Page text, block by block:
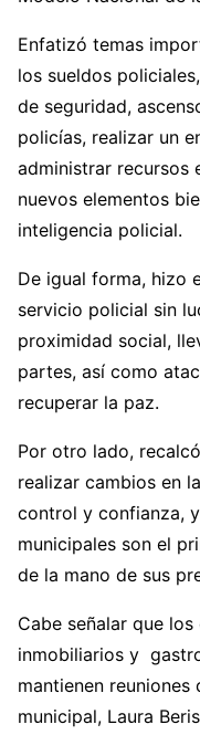
Enfatizó temas
los sueldos
de seguridad,
policías, realizar un
administrar recursos
nuevos elementos
inteligencia policial.
De igual forma, hizo
servicio policial sin
proximidad social,
partes, así como
recuperar la paz.
Por otro lado,
realizar cambios en
control y confianza,
municipales son el
de la mano de sus
Cabe señalar que
inmobiliarios y
mantienen
municipal, Laura